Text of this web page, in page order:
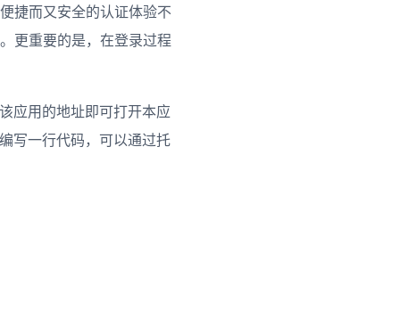
捷而又安全的认证体验不
更重要的是，在登录过程
应用的地址即可打开本应
写一行代码，可以通过托